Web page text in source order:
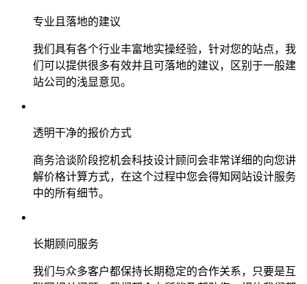
专业且落地的建议
我们具有各个行业丰富地实操经验，针对您的站点，我
们可以提供很多有效并且可落地的建议，区别于一般建
站公司的浅显意见。
透明干净的报价方式
商务洽谈阶段挖机会科技设计顾问会非常详细的向您讲
解价格计算方式，在这个过程中您会得知网站设计服务
中的所有细节。
长期顾问服务
我们与众多客户都保持长期稳定的合作关系，只要是互